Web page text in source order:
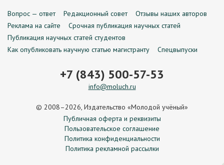
Вопрос — ответ Редакционный совет
Отзывы наших авторов
Реклама на сайте
Срочная публикация научных статей
Публикация научных статей студентов
Как опубликовать научную статью магистранту
Спецвыпуски
+7 (843) 500-57-53
info@moluch.ru
© 2008–2026, Издательство «Молодой учёный»
Публичная оферта и реквизиты
Пользовательское соглашение
Политика конфиденциальности
Политика рекламной рассылки